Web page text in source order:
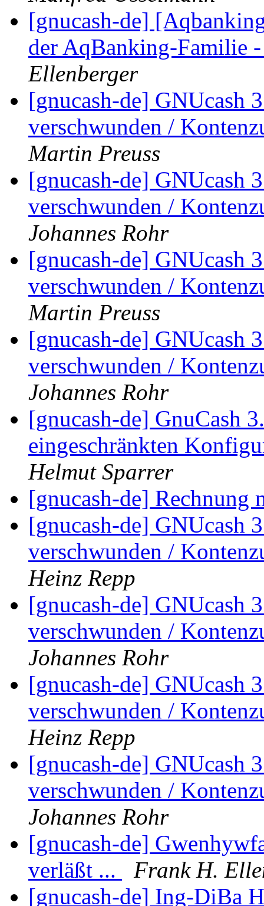
[gnucash-de]
der AqBanking-Familie
Ellenberger
[gnucash-de] GNUcash
verschwunden /
Martin Preuss
[gnucash-de] GNUcash
verschwunden /
Johannes Rohr
[gnucash-de] GNUcash
verschwunden /
Martin Preuss
[gnucash-de] GNUcash
verschwunden /
Johannes Rohr
[gnucash-de] GnuCash
eingeschränkten
Helmut Sparrer
[gnucash-de]
[gnucash-de] GNUcash
verschwunden /
Heinz Repp
[gnucash-de] GNUcash
verschwunden /
Johannes Rohr
[gnucash-de] GNUcash
verschwunden /
Heinz Repp
[gnucash-de] GNUcash
verschwunden /
Johannes Rohr
[gnucash-de]
verläßt ...
Frank H.
[gnucash-de] Ing-DiBa